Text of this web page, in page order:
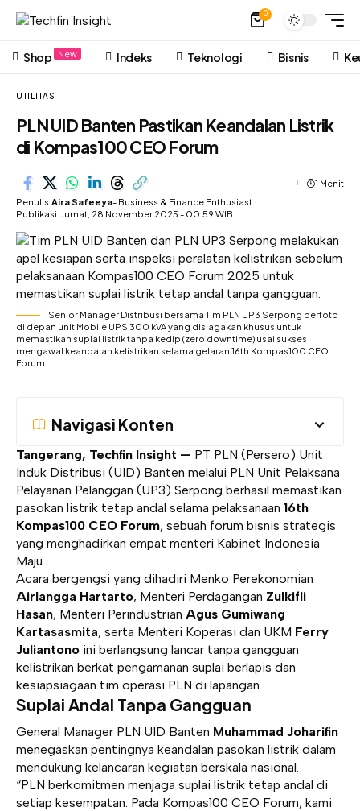
0
Shop New Indeks Teknologi Bisnis
UTILITAS
PLN UID Banten Pastikan Keandalan Listrik
di Kompas100 CEO Forum
Penulis:Aira Safeeya- Business & Finance Enthusiast
Publikasi: Jumat, 28 November 2025 - 00.59 WIB
1 Menit
Senior Manager Distribusi bersama Tim PLN UP3 Serpong berfoto
di depan unit Mobile UPS 300 kVA yang disiagakan khusus untuk
memastikan suplai listrik tanpa kedip (zero downtime) usai sukses
mengawal keandalan kelistrikan selama gelaran 16th Kompas100 CEO
Forum.
Navigasi Konten
Tangerang, Techfin Insight — PT PLN (Persero) Unit
Induk Distribusi (UID) Banten melalui PLN Unit Pelaksana
Pelayanan Pelanggan (UP3) Serpong berhasil memastikan
pasokan listrik tetap andal selama pelaksanaan 16th
Kompas100 CEO Forum, sebuah forum bisnis strategis
yang menghadirkan empat menteri Kabinet Indonesia
Maju.
Acara bergengsi yang dihadiri Menko Perekonomian
Airlangga Hartarto, Menteri Perdagangan Zulkifli
Hasan, Menteri Perindustrian Agus Gumiwang
Kartasasmita, serta Menteri Koperasi dan UKM Ferry
Juliantono ini berlangsung lancar tanpa gangguan
kelistrikan berkat pengamanan suplai berlapis dan
kesiapsiagaan tim operasi PLN di lapangan.
Suplai Andal Tanpa Gangguan
General Manager PLN UID Banten Muhammad Joharifin
menegaskan pentingnya keandalan pasokan listrik dalam
mendukung kelancaran kegiatan berskala nasional.
“PLN berkomitmen menjaga suplai listrik tetap andal di
setiap kesempatan. Pada Kompas100 CEO Forum, kami